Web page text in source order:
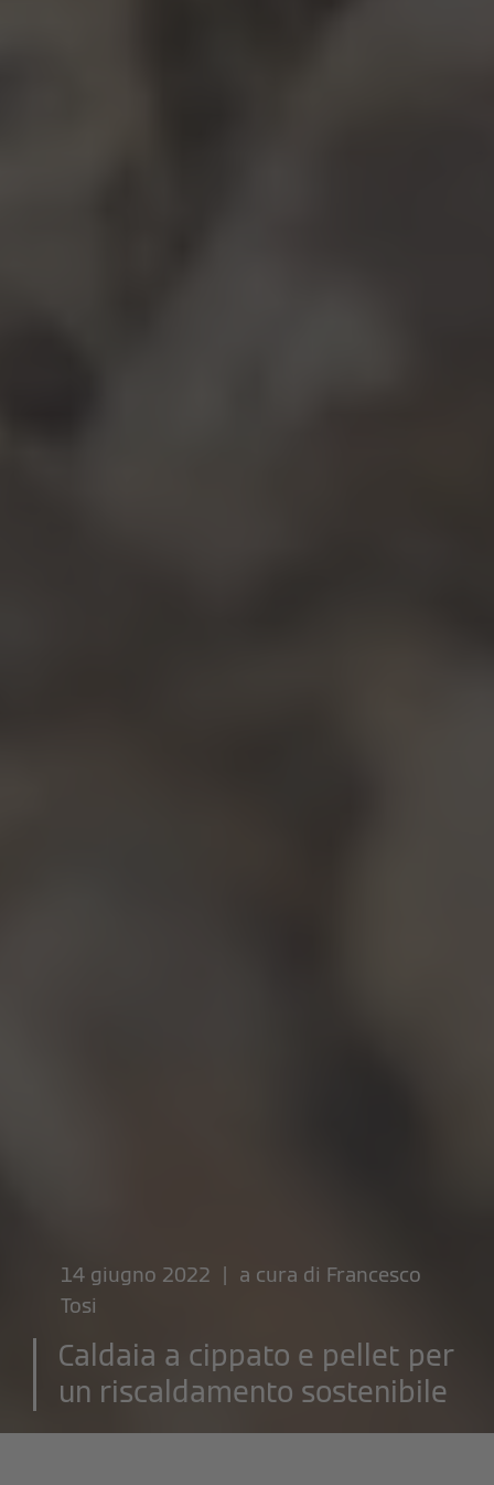
14 giugno 2022 | a cura di Francesco
Tosi
Caldaia a cippato e pellet per
un riscaldamento sostenibile